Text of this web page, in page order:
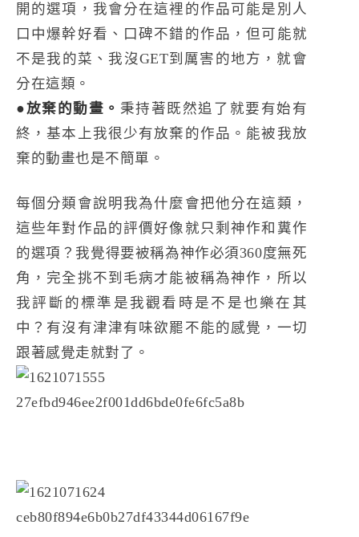
開的選項，我會分在這裡的作品可能是別人
口中爆幹好看、口碑不錯的作品，但可能就
不是我的菜、我沒GET到厲害的地方，就會
分在這類。
●放棄的動畫。 秉持著既然追了就要有始有
終，基本上我很少有放棄的作品。能被我放
棄的動畫也是不簡單。
每個分類會說明我為什麼會把他分在這類，
這些年對作品的評價好像就只剩神作和糞作
的選項？我覺得要被稱為神作必須360度無死
角，完全挑不到毛病才能被稱為神作，所以
我評斷的標準是我觀看時是不是也樂在其
中？有沒有津津有味欲罷不能的感覺，一切
跟著感覺走就對了。